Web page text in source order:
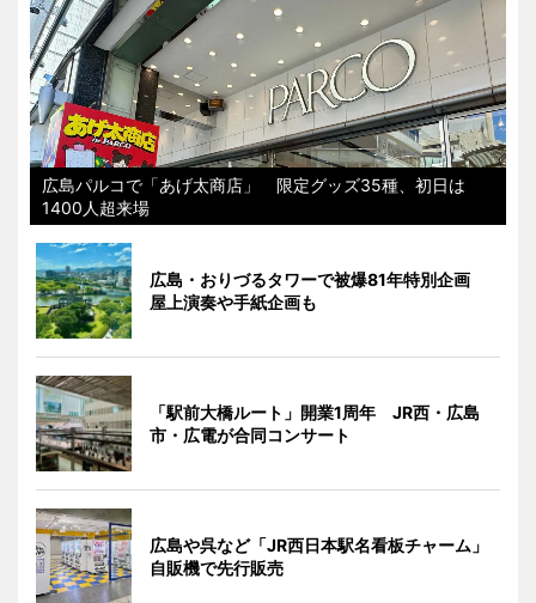
広島パルコで「あげ太商店」 限定グッズ35種、初日は
1400人超来場
広島・おりづるタワーで被爆81年特別企画
屋上演奏や手紙企画も
「駅前大橋ルート」開業1周年 JR西・広島
市・広電が合同コンサート
広島や呉など「JR西日本駅名看板チャーム」
自販機で先行販売